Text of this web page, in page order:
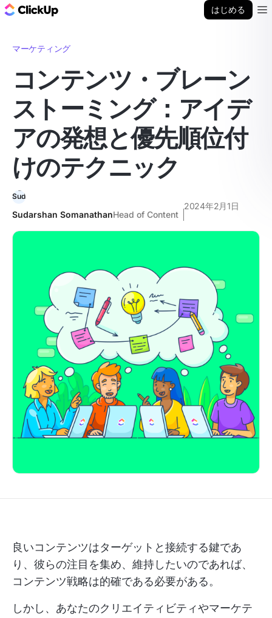
はじめる
マーケティング
コンテンツ・ブレーン
ストーミング：アイデ
アの発想と優先順位付
けのテクニック
Sudarshan SomanathanHead of Content
2024年2月1日
良いコンテンツはターゲットと接続する鍵であ
り、彼らの注目を集め、維持したいのであれば、
コンテンツ戦略は的確である必要がある。
しかし、あなたのクリエイティビティやマーケテ